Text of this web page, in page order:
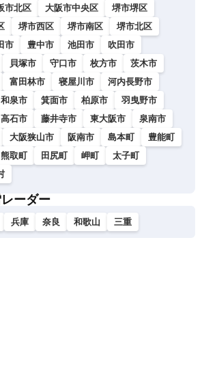
市北区 大阪市中央区
堺市堺区
堺市西区 堺市南区
堺市北区
市 豊中市 池田市
吹田市
貝塚市 守口市 枚方市
茨木市
富田林市 寝屋川市
河内長野市
和泉市 箕面市 柏原市
羽曳野市
高石市 藤井寺市 東大阪市
泉南市
大阪狭山市 阪南市 島本町
豊能町
熊取町 田尻町 岬町
太子町
ーダー
兵庫 奈良 和歌山 三重